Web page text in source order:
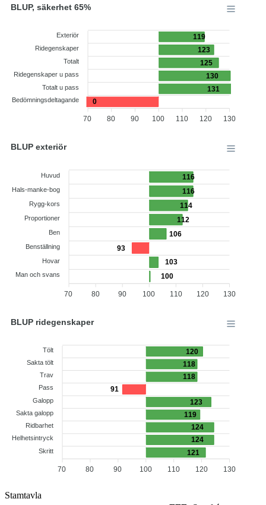
119
123
125
130
131
0
Exteriör
Ridegenskaper
Totalt
Ridegenskaper u pass
Totalt u pass
Bedömningsdeltagande
130
120
110
100
90
80
70
BLUP, säkerhet 65%
116
116
114
112
106
93
103
100
Huvud
Hals-manke-bog
Rygg-kors
Proportioner
Ben
Benställning
Hovar
Man och svans
130
120
110
100
90
80
70
BLUP exteriör
120
118
118
91
123
119
124
124
121
Tölt
Sakta tölt
Trav
Pass
Galopp
Sakta galopp
Ridbarhet
Helhetsintryck
Skritt
130
120
110
100
90
80
70
BLUP ridegenskaper
Stamtavla